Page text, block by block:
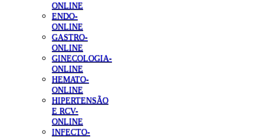
ONLINE
ENDO-
ONLINE
GASTRO-
ONLINE
GINECOLOGIA-
ONLINE
HEMATO-
ONLINE
HIPERTENSÃO
E RCV-
ONLINE
INFECTO-